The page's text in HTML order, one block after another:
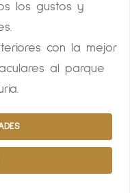
los gustos y
con la mejor
al parque